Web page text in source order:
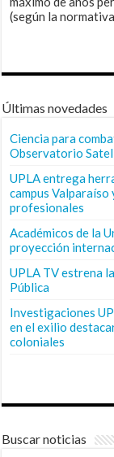
(según la
Últimas novedades
Ciencia para
Observatorio
UPLA entrega
campus Valparaíso
profesionales
Académicos de la
proyección
UPLA TV estrena
Pública
Investigaciones
en el exilio
coloniales
Buscar noticias